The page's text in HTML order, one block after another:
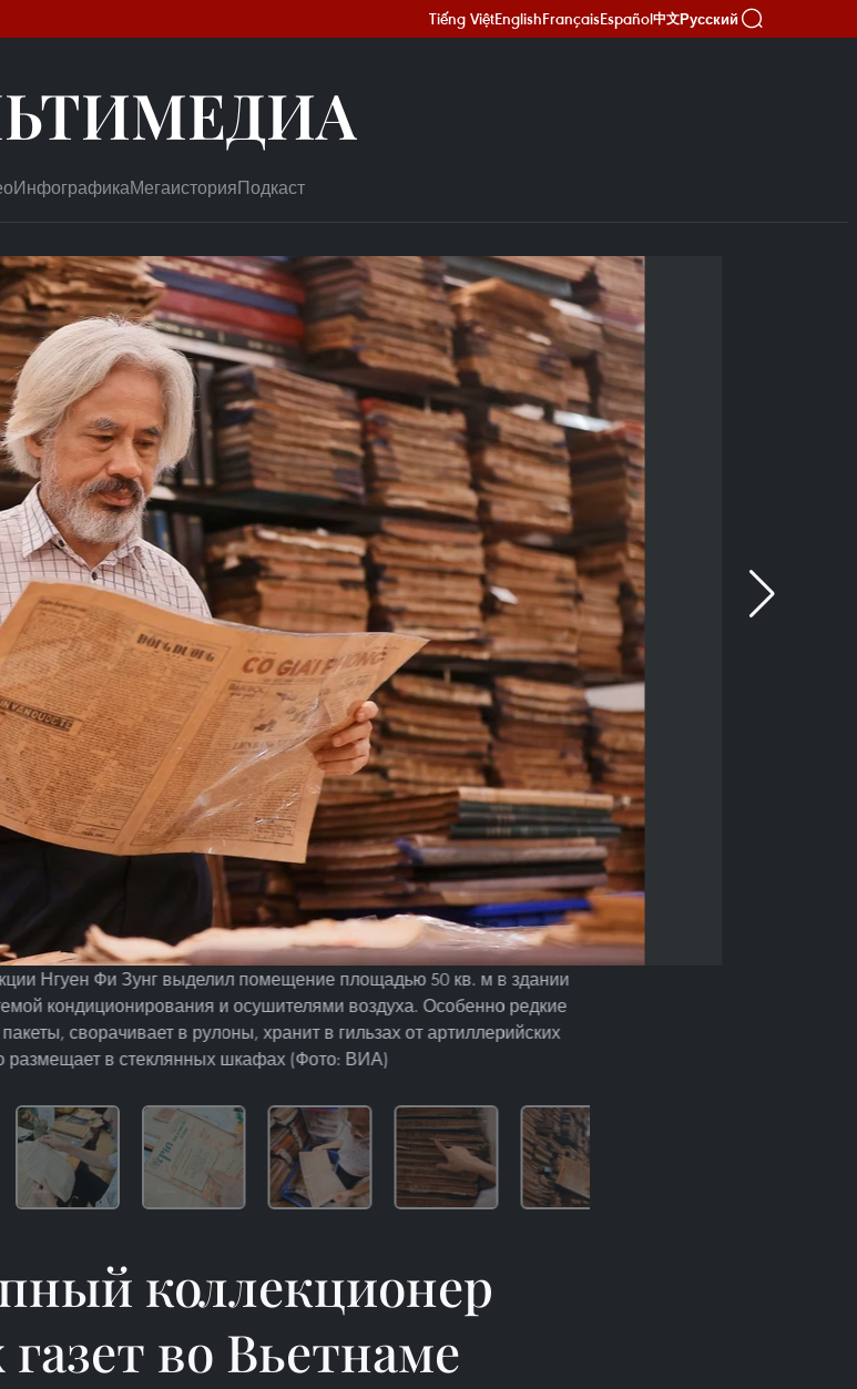
Tiếng ViệtEnglishFrançaisEspañol中文Русский
ИнфографикаМегаисторияПодкаст
Нгуен Фи Зунг выделил помещение площадью 50 кв. м в здании
кондиционирования и осушителями воздуха. Особенно редкие
сворачивает в рулоны, хранит в гильзах от артиллерийских
размещает в стеклянных шкафах (Фото: ВИА)
коллекционер
во Вьетнаме